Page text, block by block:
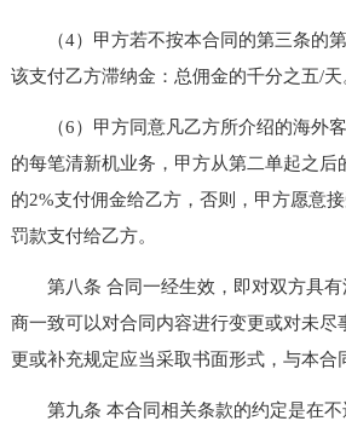
（4）甲方若不按本合同的第三条的第
该支付乙方滞纳金：总佣金的千分之五/天
（6）甲方同意凡乙方所介绍的海外客
的每笔清新机业务，甲方从第二单起之后
的2%支付佣金给乙方，否则，甲方愿意
罚款支付给乙方。
第八条 合同一经生效，即对双方具有
商一致可以对合同内容进行变更或对未尽
更或补充规定应当采取书面形式，与本合
第九条 本合同相关条款的约定是在不